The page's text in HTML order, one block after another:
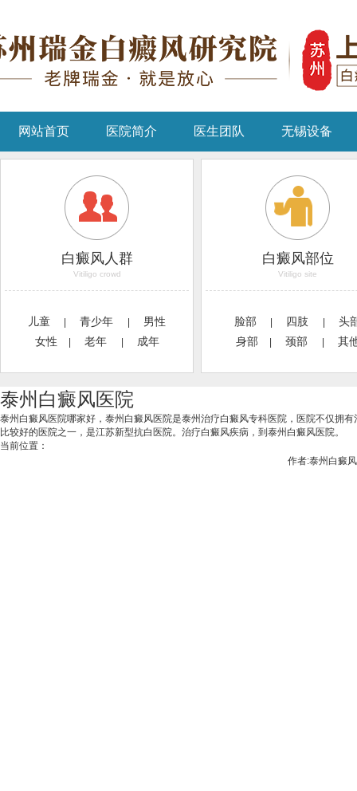
网站首页 医院简介 医生团队 无锡设备
白癜风人群
Vitiligo crowd
儿童 青少年
男性
女性
老年 成年
白癜风部位
Vitiligo site
脸部 四肢
头
身部
颈部 其
泰州白癜风医院
泰州白癜风医院哪家好，泰州白癜风医院是泰州治疗白癜风专科医院，医院不仅拥
比较好的医院之一，是江苏新型抗白医院。治疗白癜风疾病，到泰州白癜风医院。
当前位置：
作者:泰州白癜